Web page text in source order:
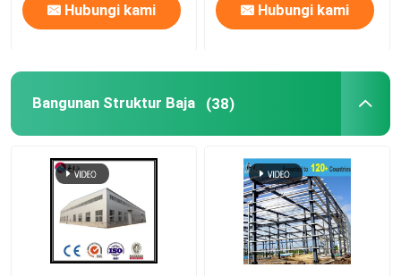
kandang ayam petelur
Sistem Lantai Broiler
Hubungi kami Hubungi kami
Bangunan Struktur Baja (38)